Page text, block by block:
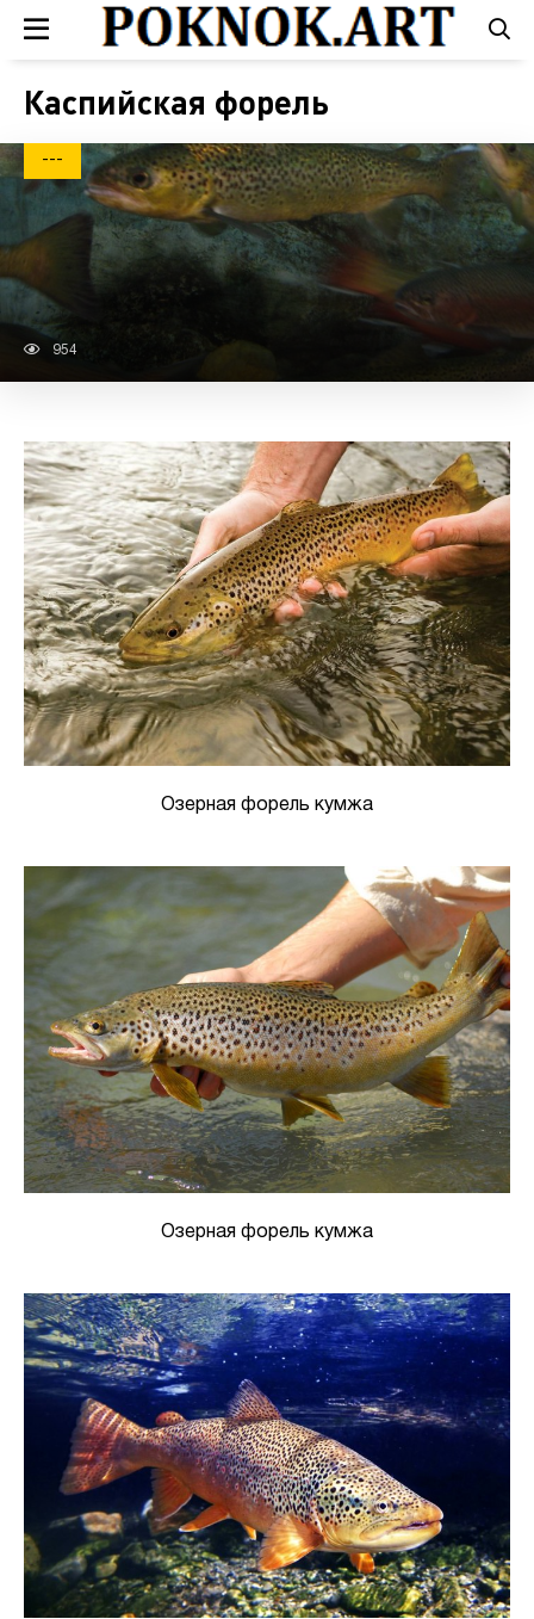
Каспийская форель
---
954
Озерная форель кумжа
Озерная форель кумжа